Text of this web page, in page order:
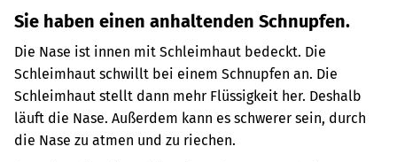
Sie haben einen anhaltenden Schnupfen.
Die Nase ist innen mit Schleimhaut bedeckt. Die
Schleimhaut schwillt bei einem Schnupfen an. Die
Schleimhaut stellt dann mehr Flüssigkeit her. Deshalb
läuft die Nase. Außerdem kann es schwerer sein, durch
die Nase zu atmen und zu riechen.